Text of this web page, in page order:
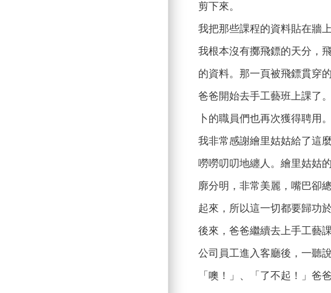
剪下來。
我把那些課程的資料貼在牆
我根本沒有擲飛鏢的天分，
的資料。那一頁被飛鏢貫穿
爸爸開始去手工藝班上課了
卜的職員們也再次獲得聘用。
我非常感謝繪里姑姑給了這
嘮嘮叨叨地纏人。繪里姑姑
廓分明，非常美麗，嘴巴卻
起來，所以這一切都要歸功
後來，爸爸繼續去上手工藝
公司員工進入客廳後，一聽
「噢！」、「了不起！」爸